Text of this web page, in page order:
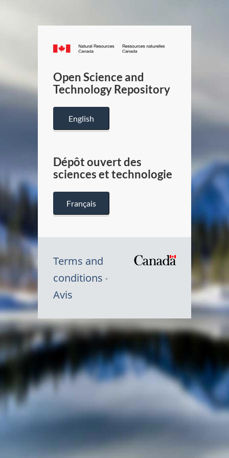
Canada.ca
/
Canada
Open Science and
Technology Repository
English
Dépôt ouvert des
sciences et technologie
Français
Terms and
conditions
Avis
Symbole
du
Canada